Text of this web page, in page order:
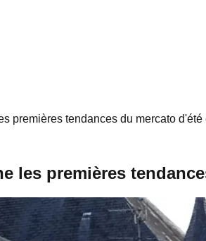
premières tendances du mercato
les premières